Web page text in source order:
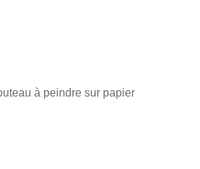
à peindre sur papier